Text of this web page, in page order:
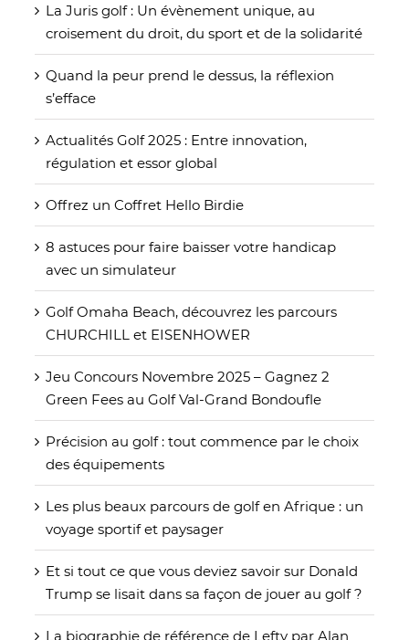
La Juris golf : Un évènement unique, au
croisement du droit, du sport et de la solidarité
Quand la peur prend le dessus, la réflexion
s’efface
Actualités Golf 2025 : Entre innovation,
régulation et essor global
Offrez un Coffret Hello Birdie
8 astuces pour faire baisser votre handicap
avec un simulateur
Golf Omaha Beach, découvrez les parcours
CHURCHILL et EISENHOWER
Jeu Concours Novembre 2025 – Gagnez 2
Green Fees au Golf Val-Grand Bondoufle
Précision au golf : tout commence par le choix
des équipements
Les plus beaux parcours de golf en Afrique : un
voyage sportif et paysager
Et si tout ce que vous deviez savoir sur Donald
Trump se lisait dans sa façon de jouer au golf ?
La biographie de référence de Lefty par Alan